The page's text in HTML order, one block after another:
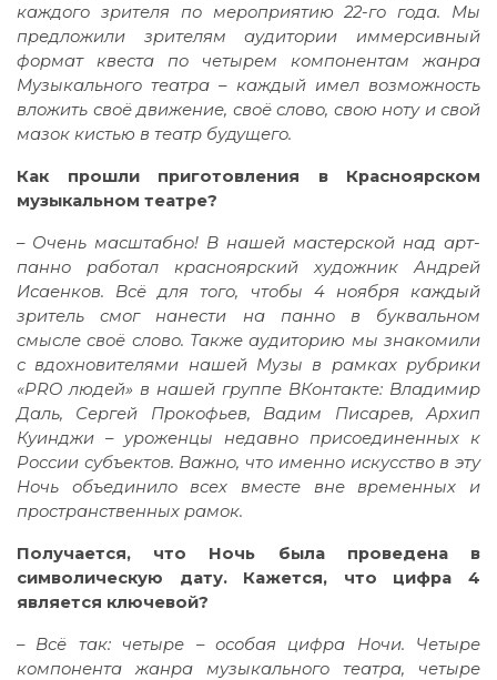
каждого зрителя по мероприятию 22-го года. Мы
предложили зрителям аудитории иммерсивный
формат квеста по четырем компонентам жанра
Музыкального театра – каждый имел возможность
вложить своё движение, своё слово, свою ноту и свой
мазок кистью в театр будущего.
Как прошли приготовления в Красноярском
музыкальном театре?
– Очень масштабно! В нашей мастерской над арт-
панно работал красноярский художник Андрей
Исаенков. Всё для того, чтобы 4 ноября каждый
зритель смог нанести на панно в буквальном
смысле своё слово. Также аудиторию мы знакомили
с вдохновителями нашей Музы в рамках рубрики
«PRO людей» в нашей группе ВКонтакте: Владимир
Даль, Сергей Прокофьев, Вадим Писарев, Архип
Куинджи – уроженцы недавно присоединенных к
России субъектов. Важно, что именно искусство в эту
Ночь объединило всех вместе вне временных и
пространственных рамок.
Получается, что Ночь была проведена в
символическую дату. Кажется, что цифра 4
является ключевой?
– Всё так: четыре – особая цифра Ночи. Четыре
компонента жанра музыкального театра, четыре